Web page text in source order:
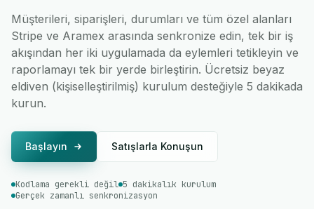
Müşterileri, siparişleri, durumları ve tüm özel alanları
Stripe ve Aramex arasında senkronize edin, tek bir iş
akışından her iki uygulamada da eylemleri tetikleyin ve
raporlamayı tek bir yerde birleştirin. Ücretsiz beyaz
eldiven (kişiselleştirilmiş) kurulum desteğiyle 5 dakikada
kurun.
Başlayın Satışlarla Konuşun
Kodlama gerekli değil 5 dakikalık kurulum
Gerçek zamanlı senkronizasyon